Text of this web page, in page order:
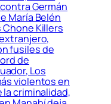
Germán
María Belén
Chone Killers
fusiles de
de
Los
violentos en
la criminalidad,